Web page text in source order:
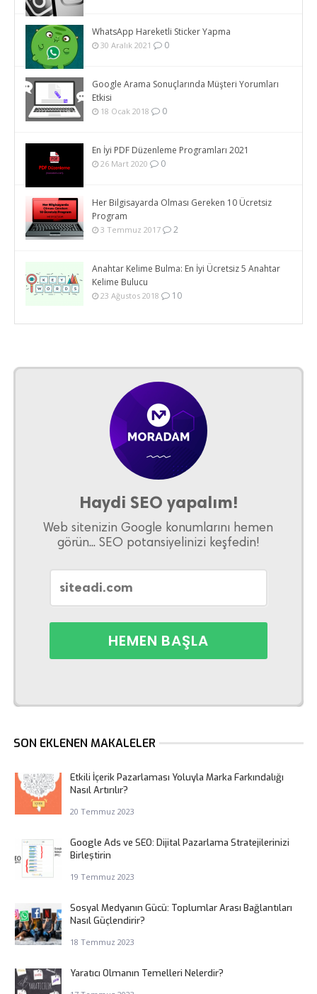
WhatsApp Hareketli Sticker Yapma
30 Aralık 2021 0
Google Arama Sonuçlarında Müşteri Yorumları
Etkisi
18 Ocak 2018 0
En İyi PDF Düzenleme Programları 2021
26 Mart 2020 0
Her Bilgisayarda Olması Gereken 10 Ücretsiz
Program
3 Temmuz 2017 2
Anahtar Kelime Bulma: En İyi Ücretsiz 5 Anahtar
Kelime Bulucu
23 Ağustos 2018 10
Haydi SEO yapalım!
Web sitenizin Google konumlarını hemen
görün... SEO potansiyelinizi keşfedin!
SON EKLENEN MAKALELER
Etkili İçerik Pazarlaması Yoluyla Marka Farkındalığı
Nasıl Artırılır?
20 Temmuz 2023
Google Ads ve SEO: Dijital Pazarlama Stratejilerinizi
Birleştirin
19 Temmuz 2023
Sosyal Medyanın Gücü: Toplumlar Arası Bağlantıları
Nasıl Güçlendirir?
18 Temmuz 2023
Yaratıcı Olmanın Temelleri Nelerdir?